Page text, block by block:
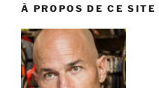
À PROPOS DE CE SITE